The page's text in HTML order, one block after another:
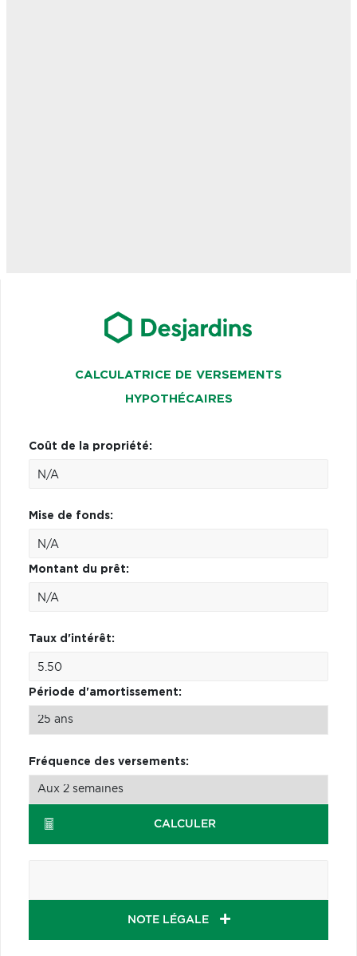
CALCULATRICE DE VERSEMENTS
HYPOTHÉCAIRES
Coût de la propriété:
Mise de fonds:
Montant du prêt:
Taux d'intérêt:
Période d'amortissement:
Fréquence des versements:
CALCULER
NOTE LÉGALE